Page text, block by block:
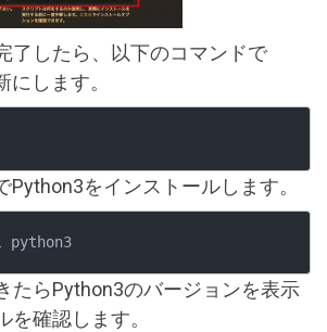
了したら、以下のコマンドで
します。
Python3をインストールします。
たらPython3のバージョンを表示
を確認します。